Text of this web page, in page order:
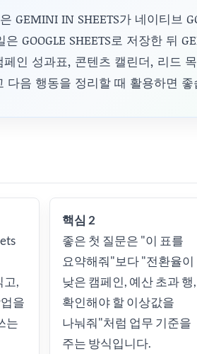
GEMINI IN SHEETS가 네이티브
은 GOOGLE SHEETS로 저장한 뒤
인 성과표, 콘텐츠 캘린더, 리드
다음 행동을 정리할 때 활용하면 좋
고,
을
는
핵심 2
좋은 첫 질문은 "이 표를
요약해줘"보다 "전환율이
낮은 캠페인, 예산 초과 행,
확인해야 할 이상값을
나눠줘"처럼 업무 기준을
주는 방식입니다.